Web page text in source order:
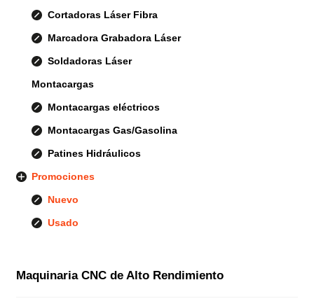
Cortadoras Láser Fibra
Marcadora Grabadora Láser
Soldadoras Láser
Montacargas
Montacargas eléctricos
Montacargas Gas/Gasolina
Patines Hidráulicos
Promociones
Nuevo
Usado
Maquinaria CNC de Alto Rendimiento